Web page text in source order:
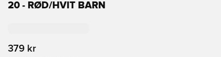
20 - RØD/HVIT BARN
379 kr